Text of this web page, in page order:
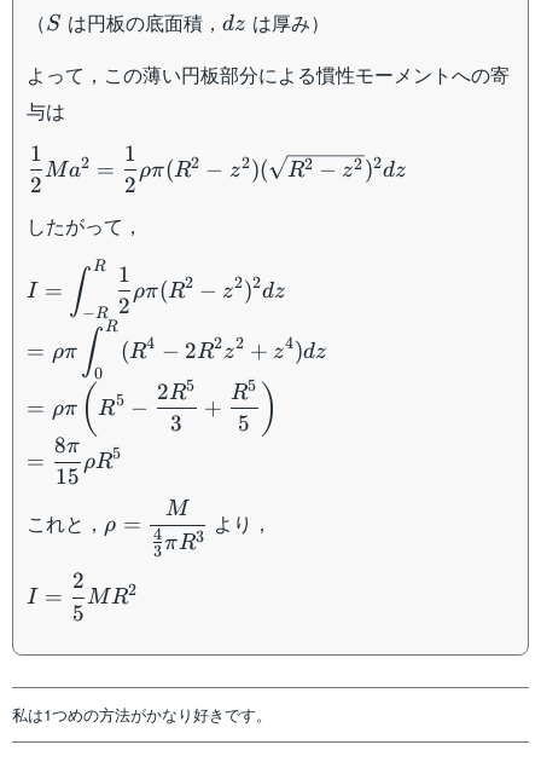
（S
S は円板の底面積，dz
dz は厚み）
よって，この薄い円板部分による慣性モーメントへの寄
与は
\dfrac{1}
{2}Ma^2=\dfrac{1}
{2}\rho\pi (R^2-
z^2)(\sqrt{R^2-
z^2})^2dz
2
1
Ma2 =
2
1
ρπ(R2 − z2)( R2 − z2)2dz
したがって，
I=\displaystyle\int_{-
R}^{R}\dfrac{1}
{2}\rho\pi (R^2-
z^2)^2dz\\ =\rho\pi
\displaystyle\int_0^{R}
(R^4-
2R^2z^2+z^4)dz\\
=\rho\pi \left(R^5-
{3}+\dfrac{R^5}
{5}\right)\\
=\dfrac{8\pi}{15}\rho
R^5
I = ∫−R
R
2
1
ρπ(R2 − z2)2dz
= ρπ ∫0
R
(R4 − 2R2z2 + z4)dz
= ρπ (R5 −
3
2R5
+
5
R5 )
=
15
8π
ρR5
これと，
\rho=\dfrac{M}
{\frac{4}{3}\pi
ρ =
3
4πR3
M
より，
I=\dfrac{2}
{5}MR^2
I =
5
2
MR2
私は1つめの方法がかなり好きです。